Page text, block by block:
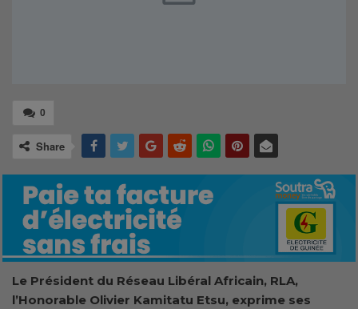
0
Share
Le Président du Réseau Libéral Africain, RLA,
l’Honorable Olivier Kamitatu Etsu, exprime ses